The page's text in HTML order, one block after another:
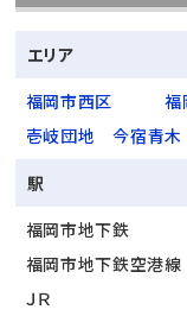
エリア
福岡市西区
福
壱岐団地
今宿青木
駅
福岡市地下鉄
福岡市地下鉄空港線
ＪＲ